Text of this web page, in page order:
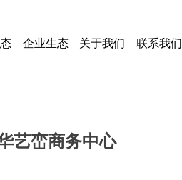
企业生态 关于我们 联系我们
艺峦商务中心